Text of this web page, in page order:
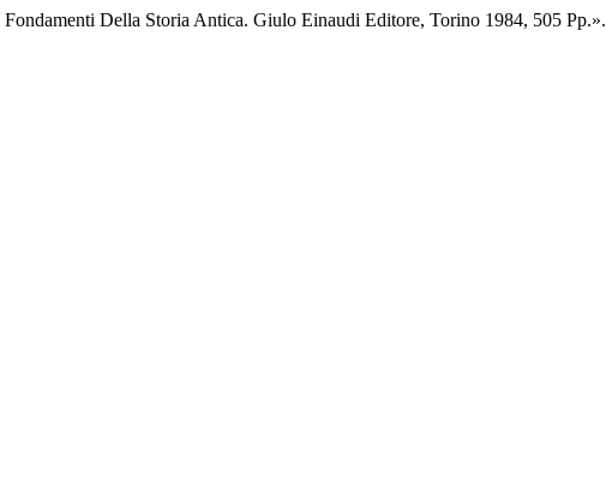
Della Storia Antica. Giulo Einaudi Editore, Torino 1984, 505 Pp.».